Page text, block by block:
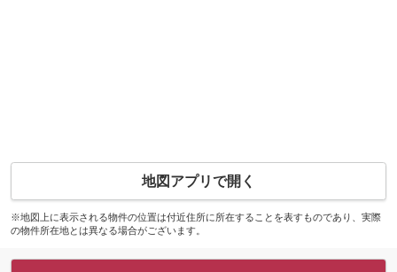
地図アプリで開く
※地図上に表示される物件の位置は付近住所に所在することを表すものであり、実際
の物件所在地とは異なる場合がございます。